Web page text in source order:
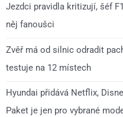
Jezdci pravidla kritizují, šéf
něj fanoušci
Zvěř má od silnic odradit
testuje na 12 místech
Hyundai přidává Netflix,
Paket je jen pro vybrané